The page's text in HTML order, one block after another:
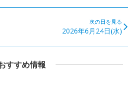
次の日を見る
2026年6月24日(水)
すすめ情報